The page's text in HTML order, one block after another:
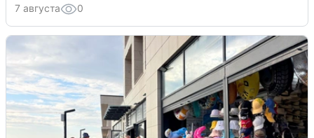
7 августа 0